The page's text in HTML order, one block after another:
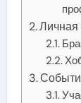
Личная